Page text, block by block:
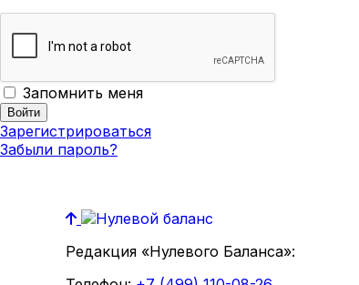
Запомнить меня
Зарегистрироваться
Забыли пароль?
Редакция «Нулевого Баланса»: